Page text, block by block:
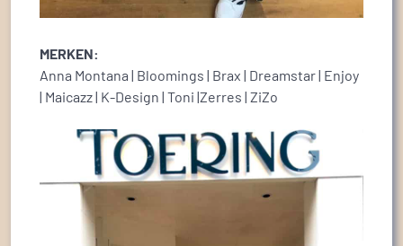
MERKEN:
Anna Montana | Bloomings | Brax | Dreamstar | Enjoy
| Maicazz | K-Design | Toni |Zerres | ZiZo